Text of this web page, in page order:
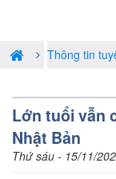
Thông tin
Lớn tuổi vẫn
Nhật Bản
Thứ sáu - 15/11/